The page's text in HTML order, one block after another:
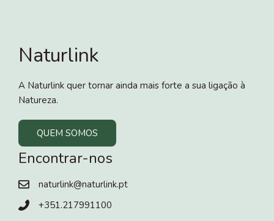
Naturlink
A Naturlink quer tornar ainda mais forte a sua ligação à
Natureza.
QUEM SOMOS
Encontrar-nos
naturlink@naturlink.pt
+351.217991100